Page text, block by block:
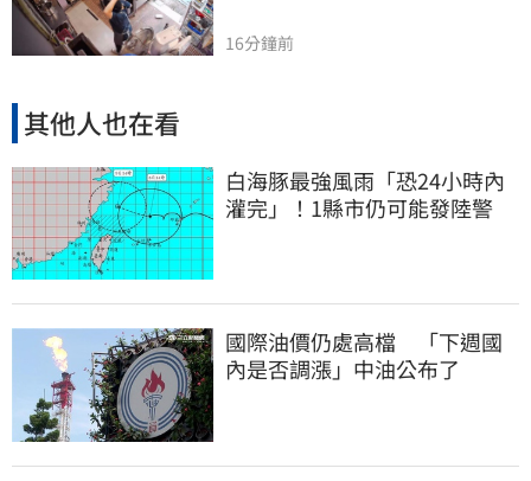
16分鐘前
其他人也在看
白海豚最強風雨「恐24小時內
灌完」！1縣市仍可能發陸警
國際油價仍處高檔 「下週國
內是否調漲」中油公布了